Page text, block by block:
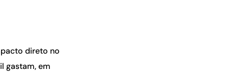
direto no
gastam, em